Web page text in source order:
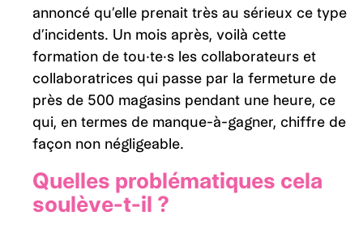
annoncé qu’elle prenait très au sérieux ce type
d’incidents. Un mois après, voilà cette
formation de tou·te·s les collaborateurs et
collaboratrices qui passe par la fermeture de
près de 500 magasins pendant une heure, ce
qui, en termes de manque-à-gagner, chiffre de
façon non négligeable.
Quelles problématiques cela
soulève-t-il ?